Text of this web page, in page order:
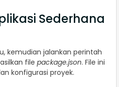
Sederhana
kemudian jalankan perintah
file package.json. File ini
konfigurasi proyek.